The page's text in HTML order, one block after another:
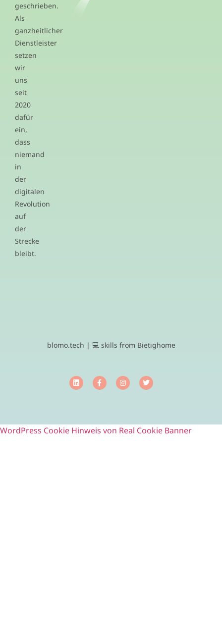
geschrieben.
Als
ganzheitlicher
Dienstleister
setzen
wir
uns
seit
2020
dafür
ein,
dass
niemand
in
der
digitalen
Revolution
auf
der
Strecke
bleibt.
blomo.tech | 💻 skills from Bietighome
WordPress Cookie Hinweis von Real Cookie Banner